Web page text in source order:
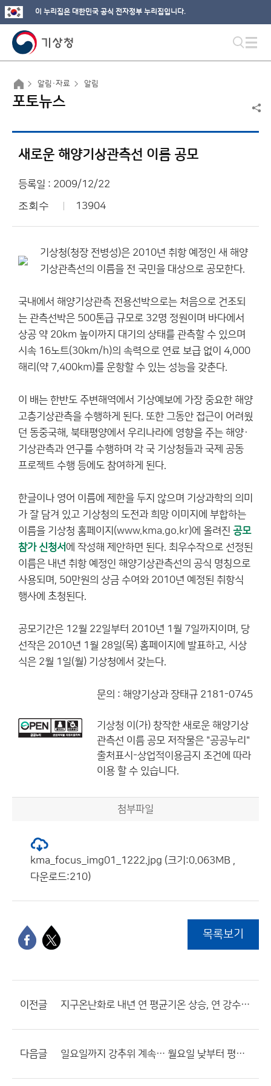
이 누리집은 대한민국 공식 전자정부 누리집입니다.
알림·자료 알림
포토뉴스
새로운 해양기상관측선 이름 공모
등록일 : 2009/12/22
조회수 13904
기상청(청장 전병성)은 2010년 취항 예정인 새 해양
기상관측선의 이름을 전 국민을 대상으로 공모한다.
국내에서 해양기상관측 전용선박으로는 처음으로 건조되
는 관측선박은 500톤급 규모로 32명 정원이며 바다에서
상공 약 20km 높이까지 대기의 상태를 관측할 수 있으며
시속 16노트(30km/h)의 속력으로 연료 보급 없이 4,000
해리(약 7,400km)를 운항할 수 있는 성능을 갖춘다.
이 배는 한반도 주변해역에서 기상예보에 가장 중요한 해양
고층기상관측을 수행하게 된다. 또한 그동안 접근이 어려웠
던 동중국해, 북태평양에서 우리나라에 영향을 주는 해양·
기상관측과 연구를 수행하며 각 국 기상청들과 국제 공동
프로젝트 수행 등에도 참여하게 된다.
한글이나 영어 이름에 제한을 두지 않으며 기상과학의 의미
가 잘 담겨 있고 기상청의 도전과 희망 이미지에 부합하는
이름을 기상청 홈페이지 (www.kma.go.kr)에 올려진 공모
참가 신청서에 작성해 제안하면 된다. 최우수작으로 선정된
이름은 내년 취항 예정인 해양기상관측선의 공식 명칭으로
사용되며, 50만원의 상금 수여와 2010년 예정된 취항식
행사에 초청된다.
공모기간은 12월 22일부터 2010년 1월 7일까지이며, 당
선작은 2010년 1월 28일(목) 홈페이지에 발표하고, 시상
식은 2월 1일(월) 기상청에서 갖는다.
문의 : 해양기상과 장태규 2181-0745
기상청 이(가) 창작한 새로운 해양기상
관측선 이름 공모 저작물은 "공공누리"
출처표시-상업적이용금지 조건에 따라
이용 할 수 있습니다.
첨부파일
kma_focus_img01_1222.jpg (크기:0.063MB ,
다운로드:210)
목록보기
이전글 지구온난화로 내년 연 평균기온 상승, 연 강수량 증가 예상
다음글 일요일까지 강추위 계속… 월요일 낮부터 평년 수준 회복